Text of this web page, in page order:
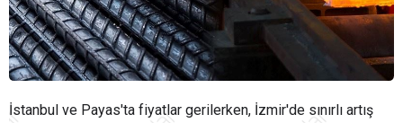
İstanbul ve Payas'ta fiyatlar gerilerken, İzmir'de sınırlı artış